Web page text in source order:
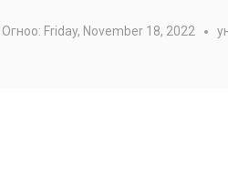
Огноо: Friday, November 18, 2022